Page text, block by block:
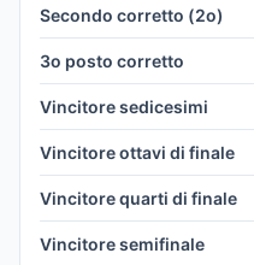
Secondo corretto (2o)
3o posto corretto
Vincitore sedicesimi
Vincitore ottavi di finale
Vincitore quarti di finale
Vincitore semifinale